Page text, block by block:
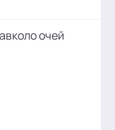
очей